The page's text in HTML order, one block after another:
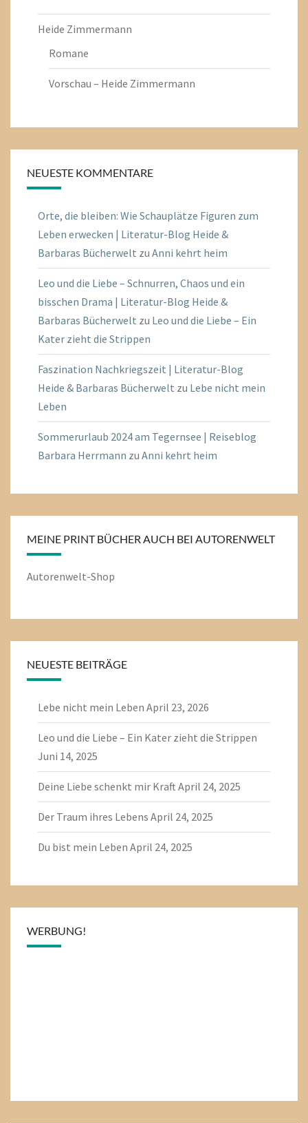
Heide Zimmermann
Romane
Vorschau – Heide Zimmermann
NEUESTE KOMMENTARE
Orte, die bleiben: Wie Schauplätze Figuren zum
Leben erwecken | Literatur-Blog Heide &
Barbaras Bücherwelt zu Anni kehrt heim
Leo und die Liebe – Schnurren, Chaos und ein
bisschen Drama | Literatur-Blog Heide &
Barbaras Bücherwelt zu Leo und die Liebe – Ein
Kater zieht die Strippen
Faszination Nachkriegszeit | Literatur-Blog
Heide & Barbaras Bücherwelt zu Lebe nicht mein
Leben
Sommerurlaub 2024 am Tegernsee | Reiseblog
Barbara Herrmann zu Anni kehrt heim
MEINE PRINT BÜCHER AUCH BEI AUTORENWELT
Autorenwelt-Shop
NEUESTE BEITRÄGE
Lebe nicht mein Leben April 23, 2026
Leo und die Liebe – Ein Kater zieht die Strippen
Juni 14, 2025
Deine Liebe schenkt mir KraftApril 24, 2025
Der Traum ihres Lebens April 24, 2025
Du bist mein Leben April 24, 2025
WERBUNG!